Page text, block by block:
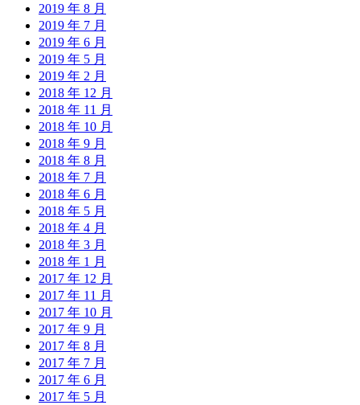
2019 年 8 月
2019 年 7 月
2019 年 6 月
2019 年 5 月
2019 年 2 月
2018 年 12 月
2018 年 11 月
2018 年 10 月
2018 年 9 月
2018 年 8 月
2018 年 7 月
2018 年 6 月
2018 年 5 月
2018 年 4 月
2018 年 3 月
2018 年 1 月
2017 年 12 月
2017 年 11 月
2017 年 10 月
2017 年 9 月
2017 年 8 月
2017 年 7 月
2017 年 6 月
2017 年 5 月